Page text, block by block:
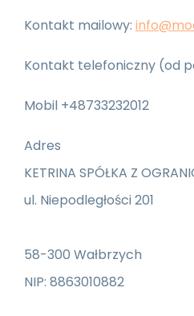
Kontakt mailowy:
Kontakt telefoniczny (od
Mobil +48733232012
Adres
KETRINA SPÓŁKA Z
ul. Niepodległości 201
58-300 Wałbrzych
NIP: 8863010882